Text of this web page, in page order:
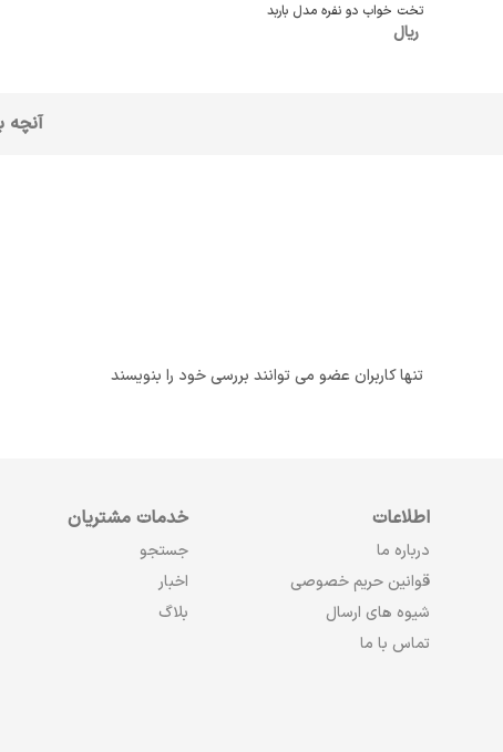
تخت خواب دو نفره مدل باربد
ریال
آنچه
تنها کاربران عضو می توانند بررسی خود را بنویسند
اطلاعات
درباره ما
قوانین حریم خصوصی
شیوه های ارسال
تماس با ما
خدمات مشتریان
جستجو
اخبار
بلاگ